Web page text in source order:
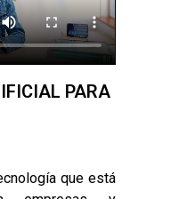
PARA
que está